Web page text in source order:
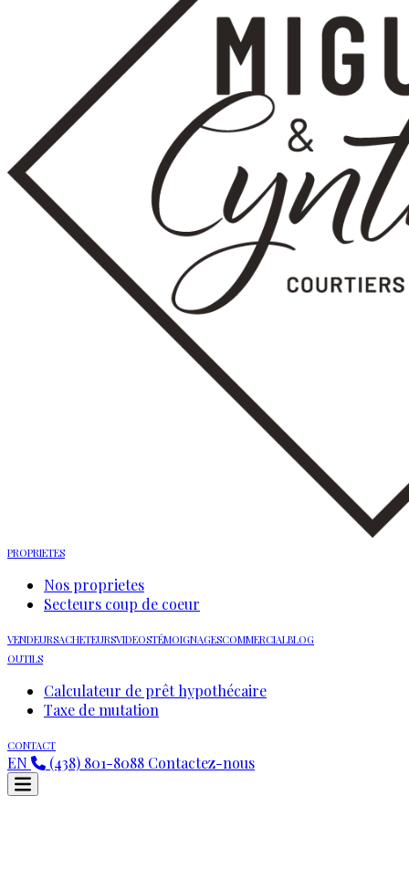
PROPRIETES
Nos proprietes
Secteurs coup de coeur
VENDEURSACHETEURSVIDEOSTÉMOIGNAGESCOMMERCIALBLOG
OUTILS
Calculateur de prêt hypothécaire
Taxe de mutation
CONTACT
EN (438) 801-8088 Contactez-nous